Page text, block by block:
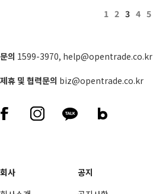
1 2 3 4 5
문의 1599-3970, help@opentrade.co.kr
제휴 및 협력문의 biz@opentrade.co.kr
회사
공지